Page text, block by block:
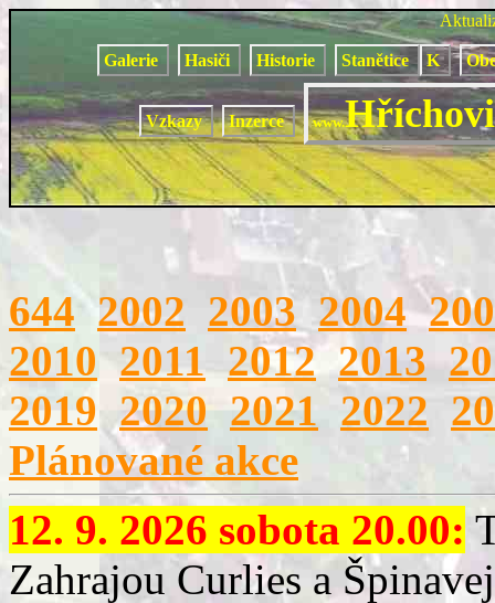
Galerie Hasiči Historie Stanětice K
Vzkazy Inzerce www.
644 2002 2003 2004
2010 2011 2012 2013
2019 2020 2021 2022
Plánované akce
12. 9. 2026 sobota 20.00:
Zahrajou Curlies a